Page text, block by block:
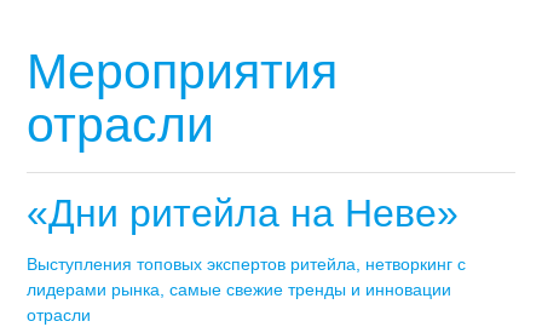
Мероприятия
отрасли
«Дни ритейла на Неве»
Выступления топовых экспертов ритейла, нетворкинг с
лидерами рынка, самые свежие тренды и инновации
отрасли